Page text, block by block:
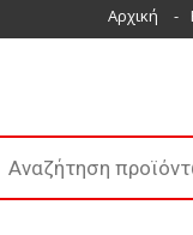
Αρχική